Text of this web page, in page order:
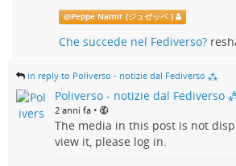
@Peppe Namir (ジュゼッペ )
Che succede nel Fediverso?
in reply to Poliverso - notizie dal Fediverso ⁂
Poliverso - notizie dal Fediverso
2 anni fa •
The media in this post is not
view it, please log in.